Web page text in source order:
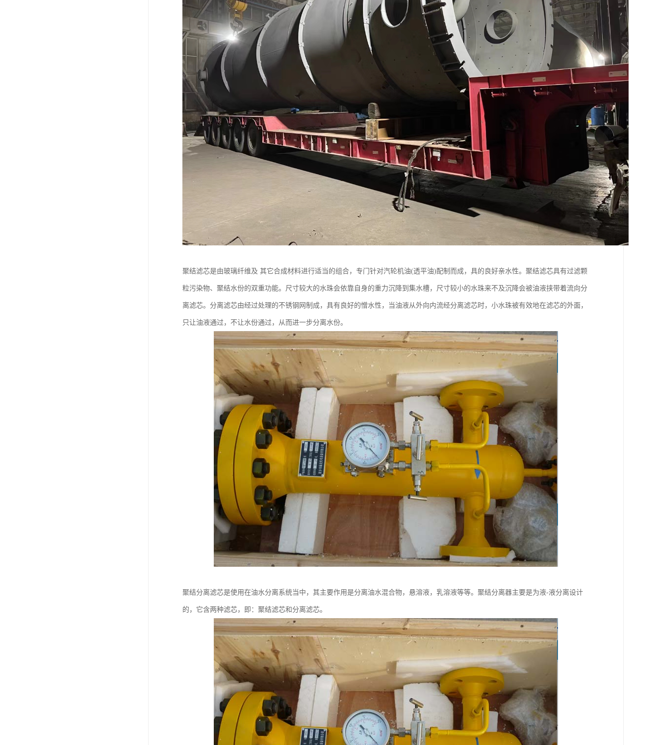
聚结滤芯是由玻璃纤维及 其它合成材料进行适当的组合，专门针对汽轮机油(透平油)配制而成，具的良好亲水性。聚结滤芯具有过滤颗
粒污染物、聚结水份的双重功能。尺寸较大的水珠会依靠自身的重力沉降到集水槽，尺寸较小的水珠来不及沉降会被油液挟带着流向分
离滤芯。分离滤芯由经过处理的不锈钢网制成，具有良好的憎水性，当油液从外向内流经分离滤芯时，小水珠被有效地在滤芯的外面，
只让油液通过，不让水份通过，从而进一步分离水份。
聚结分离滤芯是使用在油水分离系统当中，其主要作用是分离油水混合物，悬溶液，乳溶液等等。聚结分离器主要是为液-液分离设计
的，它含两种滤芯，即：聚结滤芯和分离滤芯。